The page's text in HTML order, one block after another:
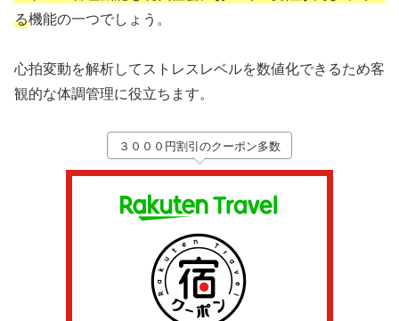
る機能の一つでしょう。
心拍変動を解析してストレスレベルを数値化できるため客
観的な体調管理に役立ちます。
３０００円割引のクーポン多数